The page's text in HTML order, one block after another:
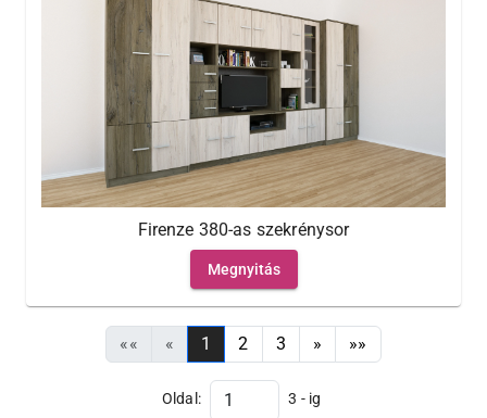
Firenze 380-as szekrénysor
Megnyitás
«« « 1 2 3 » »»
Oldal: 3 - ig